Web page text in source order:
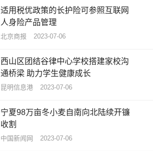
适用税优政策的长护险可参照互联网
人身险产品管理
北京商报 2023-07-06
西山区团结谷律中心学校搭建家校沟
通桥梁 助力学生健康成长
昆明信息港 2023-07-06
宁夏98万亩冬小麦自南向北陆续开镰
收割
中国新闻网 2023-07-06